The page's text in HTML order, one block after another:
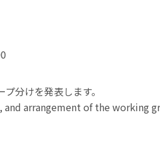
分けを発表します。
arrangement of the working